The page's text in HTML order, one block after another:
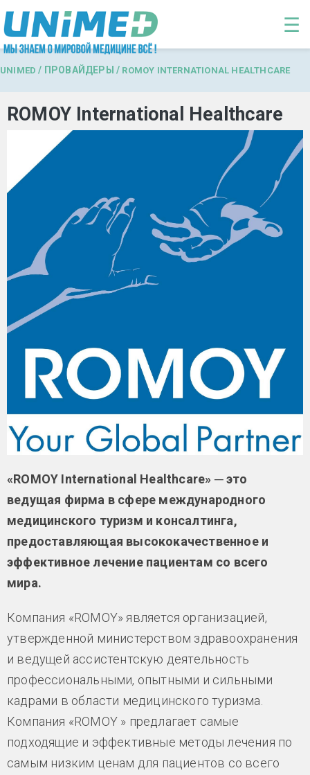
Перейти к основному содержанию
☰
UNIMED / ПРОВАЙДЕРЫ / ROMOY INTERNATIONAL HEALTHCARE
ROMOY International Healthcare
«ROMOY International Healthcare» ─ это
ведущая фирма в сфере международного
медицинского туризм и консалтинга,
предоставляющая высококачественное и
эффективное лечение пациентам со всего
мира.
Компания «ROMOY» является организацией,
утвержденной министерством здравоохранения
и ведущей ассистентскую деятельность
профессиональными, опытными и сильными
кадрами в области медицинского туризма.
Компания «ROMOY » предлагает самые
подходящие и эффективные методы лечения по
самым низким ценам для пациентов со всего